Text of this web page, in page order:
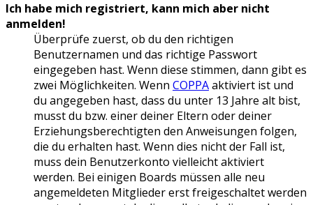
Ich habe mich registriert, kann mich aber nicht
anmelden!
Überprüfe zuerst, ob du den richtigen
Benutzernamen und das richtige Passwort
eingegeben hast. Wenn diese stimmen, dann gibt es
zwei Möglichkeiten. Wenn COPPAaktiviert ist und
du angegeben hast, dass du unter 13 Jahre alt bist,
musst du bzw. einer deiner Eltern oder deiner
Erziehungsberechtigten den Anweisungen folgen,
die du erhalten hast. Wenn dies nicht der Fall ist,
muss dein Benutzerkonto vielleicht aktiviert
werden. Bei einigen Boards müssen alle neu
angemeldeten Mitglieder erst freigeschaltet werden